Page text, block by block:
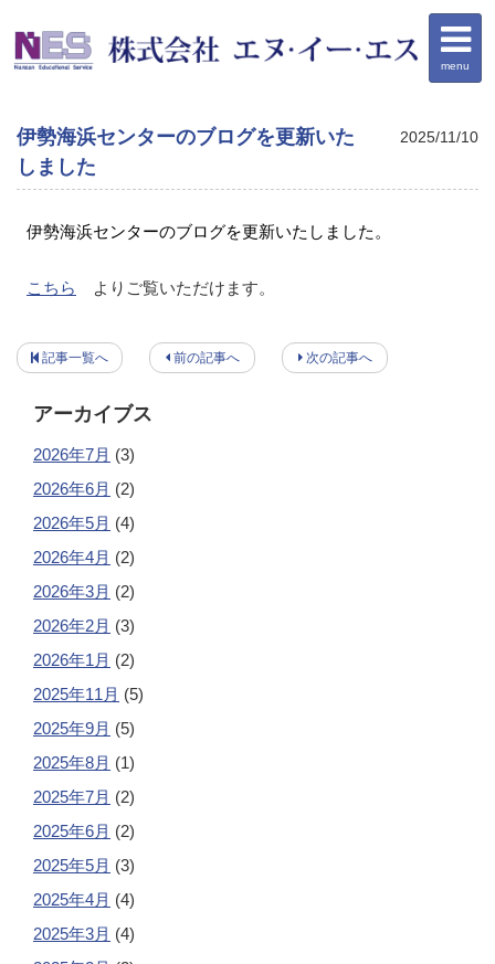
menu
伊勢海浜センターのブログを更新いた
しました
2025/11/10
伊勢海浜センターのブログを更新いたしました。
こちら よりご覧いただけます。
記事一覧へ 前の記事へ 次の記事へ
アーカイブス
2026年7月 (3)
2026年6月 (2)
2026年5月 (4)
2026年4月 (2)
2026年3月 (2)
2026年2月 (3)
2026年1月 (2)
2025年11月 (5)
2025年9月 (5)
2025年8月 (1)
2025年7月 (2)
2025年6月 (2)
2025年5月 (3)
2025年4月 (4)
2025年3月 (4)